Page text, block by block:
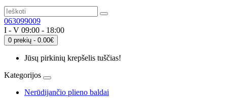
063099009
I - V 09:00 - 18:00
0 prekių - 0.00€
Jūsų pirkinių krepšelis tuščias!
Kategorijos
Nerūdijančio plieno baldai